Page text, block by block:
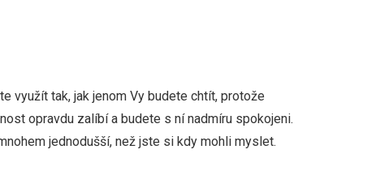
využít tak, jak jenom Vy budete chtít, protože
opravdu zalíbí a budete s ní nadmíru spokojeni.
jednodušší, než jste si kdy mohli myslet.